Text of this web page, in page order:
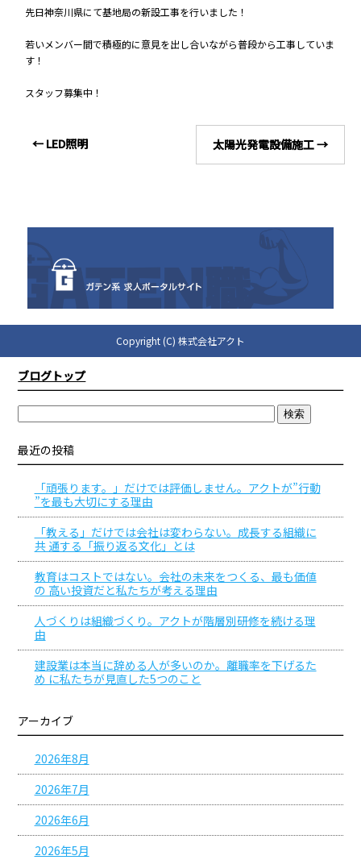
先日神奈川県にて基地局の新設工事を行いました！
若いメンバー間で積極的に意見を出し合いながら普段から工事していま
す！
スタッフ募集中！
← LED照明 太陽光発電設備施工→
Copyright (C) 株式会社アクト
ブログトップ
最近の投稿
「頑張ります。」だけでは評価しません。アクトが”行動
”を最も大切にする理由
「教える」だけでは会社は変わらない。成長する組織に
共 通する「振り返る文化」とは
教育はコストではない。会社の未来をつくる、最も価値
の 高い投資だと私たちが考える理由
人づくりは組織づくり。アクトが階層別研修を続ける理
由
建設業は本当に辞める人が多いのか。離職率を下げるた
め に私たちが見直した5つのこと
アーカイブ
2026年8月
2026年7月
2026年6月
2026年5月